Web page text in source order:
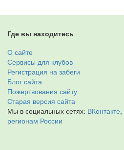
Где вы находитесь
О сайте
Сервисы для клубов
Регистрация на забеги
Блог сайта
Пожертвования сайту
Старая версия сайта
Мы в социальных сетях: ВКонтакте,
регионам России